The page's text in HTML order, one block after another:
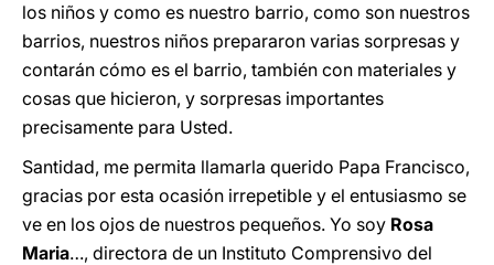
los niños y como es nuestro barrio, como son nuestros
barrios, nuestros niños prepararon varias sorpresas y
contarán cómo es el barrio, también con materiales y
cosas que hicieron, y sorpresas importantes
precisamente para Usted.
Santidad, me permita llamarla querido Papa Francisco,
gracias por esta ocasión irrepetible y el entusiasmo se
ve en los ojos de nuestros pequeños. Yo soy Rosa
Maria…, directora de un Instituto Comprensivo del